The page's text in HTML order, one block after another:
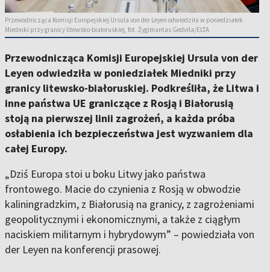
Przewodnicząca Komisji Europejskiej Ursula von der Leyen odwiedziła w poniedziałek
Miedniki przy granicy litewsko-białoruskiej, fot. Žygimantas Gedvila/ELTA
Przewodnicząca Komisji Europejskiej Ursula von der
Leyen odwiedziła w poniedziałek Miedniki przy
granicy litewsko-białoruskiej. Podkreśliła, że Litwa i
inne państwa UE graniczące z Rosją i Białorusią
stoją na pierwszej linii zagrożeń, a każda próba
osłabienia ich bezpieczeństwa jest wyzwaniem dla
całej Europy.
„Dziś Europa stoi u boku Litwy jako państwa
frontowego. Macie do czynienia z Rosją w obwodzie
kaliningradzkim, z Białorusią na granicy, z zagrożeniami
geopolitycznymi i ekonomicznymi, a także z ciągłym
naciskiem militarnym i hybrydowym” – powiedziała von
der Leyen na konferencji prasowej.